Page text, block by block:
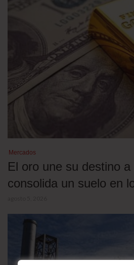
Mercados
El oro une su destino
consolida un suelo en